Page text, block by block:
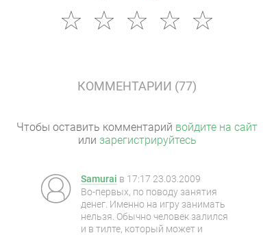
КОММЕНТАРИИ (77)
Чтобы оставить комментарий войдите на сайт
или зарегистрируйтесь
Samurai в 17:17 23.03.2009
Во-первых, по поводу занятия
денег. Именно на игру занимать
нельзя. Обычно человек залился
и в тилте, который может и